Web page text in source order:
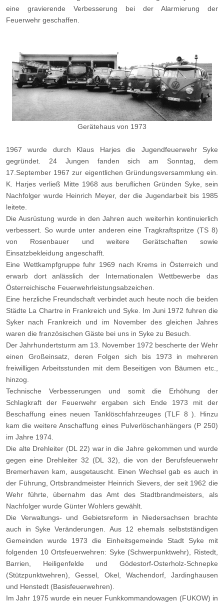
eine gravierende Verbesserung bei der Alarmierung der
Feuerwehr geschaffen.
Gerätehaus von 1973
1967 wurde durch Klaus Harjes die Jugendfeuerwehr Syke
gegründet. 24 Jungen fanden sich am Sonntag, dem
17.September 1967 zur eigentlichen Gründungsversammlung ein.
K. Harjes verließ Mitte 1968 aus beruflichen Gründen Syke, sein
Nachfolger wurde Heinrich Meyer, der die Jugendarbeit bis 1985
leitete.
Die Ausrüstung wurde in den Jahren auch weiterhin kontinuierlich
verbessert. So wurde unter anderen eine Tragkraftspritze (TS 8)
von Rosenbauer und weitere Gerätschaften sowie
Einsatzbekleidung angeschafft.
Eine Wettkampfgruppe fuhr 1969 nach Krems in Österreich und
erwarb dort anlässlich der Internationalen Wettbewerbe das
Österreichische Feuerwehrleistungsabzeichen.
Eine herzliche Freundschaft verbindet auch heute noch die beiden
Städte La Chartre in Frankreich und Syke. Im Juni 1972 fuhren die
Syker nach Frankreich und im November des gleichen Jahres
waren die französischen Gäste bei uns in Syke zu Besuch.
Der Jahrhundertsturm am 13. November 1972 bescherte der Wehr
einen Großeinsatz, deren Folgen sich bis 1973 in mehreren
freiwilligen Arbeitsstunden mit dem Beseitigen von Bäumen etc.,
hinzog.
Technische Verbesserungen und somit die Erhöhung der
Schlagkraft der Feuerwehr ergaben sich Ende 1973 mit der
Beschaffung eines neuen Tanklöschfahrzeuges (TLF 8 ). Hinzu
kam die weitere Anschaffung eines Pulverlöschanhängers (P 250)
im Jahre 1974.
Die alte Drehleiter (DL 22) war in die Jahre gekommen und wurde
gegen eine Drehleiter 32 (DL 32), die von der Berufsfeuerwehr
Bremerhaven kam, ausgetauscht. Einen Wechsel gab es auch in
der Führung, Ortsbrandmeister Heinrich Sievers, der seit 1962 die
Wehr führte, übernahm das Amt des Stadtbrandmeisters, als
Nachfolger wurde Günter Wohlers gewählt.
Die Verwaltungs- und Gebietsreform in Niedersachsen brachte
auch in Syke Veränderungen. Aus 12 ehemals selbstständigen
Gemeinden wurde 1973 die Einheitsgemeinde Stadt Syke mit
folgenden 10 Ortsfeuerwehren: Syke (Schwerpunktwehr), Ristedt,
Barrien, Heiligenfelde und Gödestorf-Osterholz-Schnepke
(Stützpunktwehren), Gessel, Okel, Wachendorf, Jardinghausen
und Henstedt (Basisfeuerwehren).
Im Jahr 1975 wurde ein neuer Funkkommandowagen (FUKOW) in